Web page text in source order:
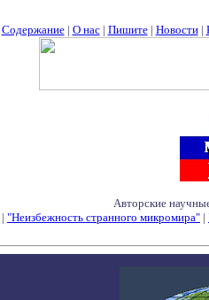
Содержание| О нас| Пишите| Новости|
Авторские
| "Неизбежность странного микромира" |